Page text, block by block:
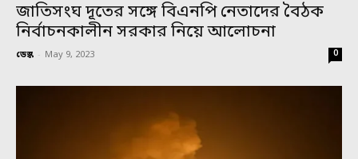
জাতিসংঘ দূতের সঙ্গে বিএনপি নেতাদের বৈঠক
নির্বাচনকালীন সরকার নিয়ে আলোচনা
ডেস্ক - May 9, 2023 0